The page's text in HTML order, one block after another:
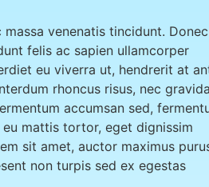
venenatis tincidunt. Donec
felis ac sapien ullamcorper
eu viverra ut, hendrerit at
rhoncus risus, nec gravida
accumsan sed,
mattis tortor, eget dignissim
sit amet, auctor maximus
non turpis sed ex egestas